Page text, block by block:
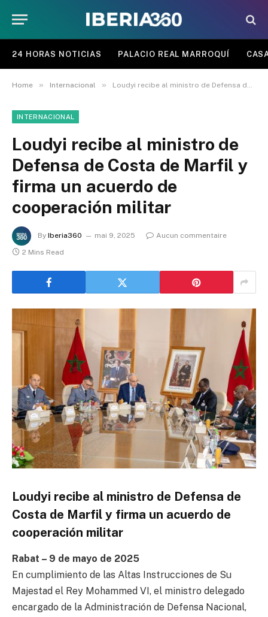
24 HORAS NOTICIAS PALACIO REAL MARROQUÍ
Home » Internacional » Loudyi recibe al ministro de Defensa de Costa de Marfil y firma un acuerdo de cooperación militar
INTERNACIONAL
Loudyi recibe al ministro de
Defensa de Costa de Marfil y
firma un acuerdo de
cooperación militar
By Iberia360 mai 9, 2025
Aucun commentaire
2 Mins Read
Loudyi recibe al ministro de Defensa de
Costa de Marfil y firma un acuerdo de
cooperación militar
Rabat – 9 de mayo de 2025
En cumplimiento de las Altas Instrucciones de Su
Majestad el Rey Mohammed VI, el ministro delegado
encargado de la Administración de Defensa Nacional,